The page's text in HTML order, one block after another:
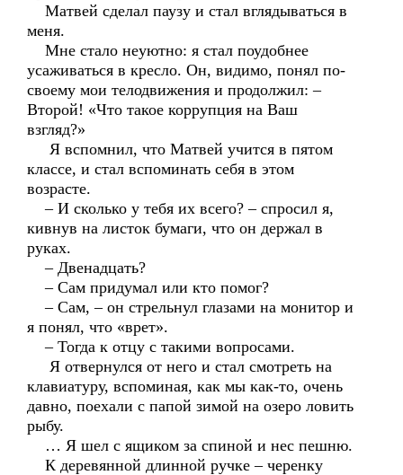
Матвей сделал паузу и стал вглядываться в
меня.
Мне стало неуютно: я стал поудобнее
усаживаться в кресло. Он, видимо, понял по-
своему мои телодвижения и продолжил: –
Второй! «Что такое коррупция на Ваш
взгляд?»
Я вспомнил, что Матвей учится в пятом
классе, и стал вспоминать себя в этом
возрасте.
– И сколько у тебя их всего? – спросил я,
кивнув на листок бумаги, что он держал в
руках.
– Двенадцать?
– Сам придумал или кто помог?
– Сам, – он стрельнул глазами на монитор и
я понял, что «врет».
– Тогда к отцу с такими вопросами.
Я отвернулся от него и стал смотреть на
клавиатуру, вспоминая, как мы как-то, очень
давно, поехали с папой зимой на озеро ловить
рыбу.
… Я шел с ящиком за спиной и нес пешню.
К деревянной длинной ручке – черенку